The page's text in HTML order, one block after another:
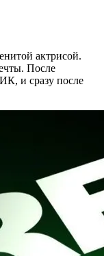
актрисой.
После
и сразу после